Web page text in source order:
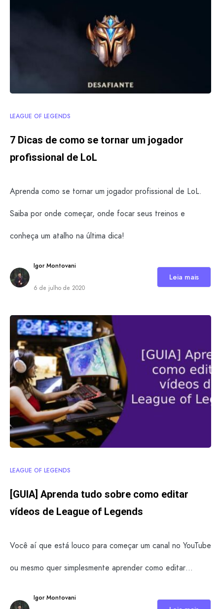
LEAGUE OF LEGENDS
7 Dicas de como se tornar um jogador
profissional de LoL
Aprenda como se tornar um jogador profissional de LoL.
Saiba por onde começar, onde focar seus treinos e
conheça um atalho na última dica!
Igor Montovani
6 de julho de 2020
Leia mais
LEAGUE OF LEGENDS
[GUIA] Aprenda tudo sobre como editar
vídeos de League of Legends
Você aí que está louco para começar um canal no YouTube
ou mesmo quer simplesmente aprender como editar…
Igor Montovani